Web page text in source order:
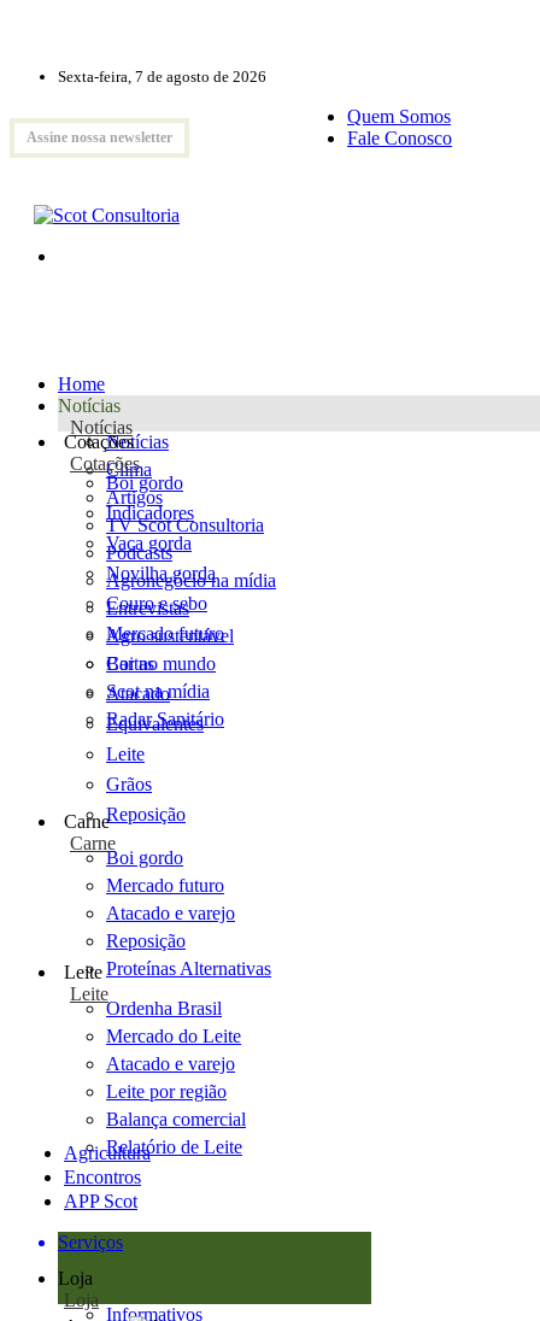
Sexta-feira, 7 de agosto de 2026
Assine nossa newsletter
Quem Somos
Fale Conosco
Home
Notícias
Notícias
Notícias
Clima
Artigos
TV Scot Consultoria
Podcasts
Agronegócio na mídia
Entrevistas
Agro sustentável
Cartas
Scot na mídia
Radar Sanitário
Cotações
Cotações
Boi gordo
Indicadores
Vaca gorda
Novilha gorda
Couro e sebo
Mercado futuro
Boi no mundo
Atacado
Equivalentes
Leite
Grãos
Reposição
Carne
Carne
Boi gordo
Mercado futuro
Atacado e varejo
Reposição
Proteínas Alternativas
Leite
Leite
Ordenha Brasil
Mercado do Leite
Atacado e varejo
Leite por região
Balança comercial
Relatório de Leite
Agricultura
Encontros
APP Scot
Serviços
Loja
Loja
Informativos